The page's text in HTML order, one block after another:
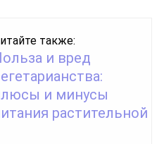
также:
и вред
и минусы
растительной